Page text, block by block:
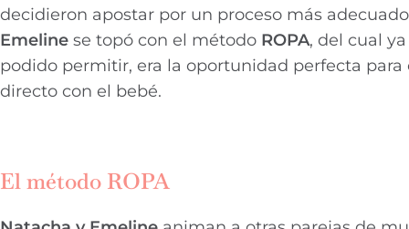
decidieron apostar por un proceso más
Emeline se topó con el método ROPA, del cual
podido permitir, era la oportunidad perfecta
directo con el bebé.
El método ROPA